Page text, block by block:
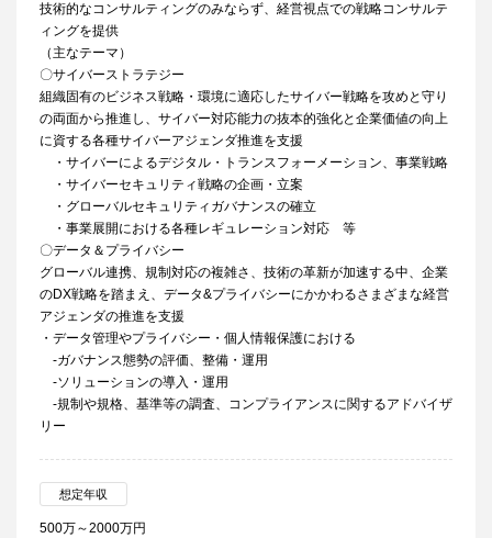
技術的なコンサルティングのみならず、経営視点での戦略コンサルテ
ィングを提供
（主なテーマ）
〇サイバーストラテジー
組織固有のビジネス戦略・環境に適応したサイバー戦略を攻めと守り
の両面から推進し、サイバー対応能力の抜本的強化と企業価値の向上
に資する各種サイバーアジェンダ推進を支援
・サイバーによるデジタル・トランスフォーメーション、事業戦略
・サイバーセキュリティ戦略の企画・立案
・グローバルセキュリティガバナンスの確立
・事業展開における各種レギュレーション対応 等
〇データ＆プライバシー
グローバル連携、規制対応の複雑さ、技術の革新が加速する中、企業
のDX戦略を踏まえ、データ&プライバシーにかかわるさまざまな経営
アジェンダの推進を支援
・データ管理やプライバシー・個人情報保護における
-ガバナンス態勢の評価、整備・運用
-ソリューションの導入・運用
-規制や規格、基準等の調査、コンプライアンスに関するアドバイザ
リー
想定年収
500万～2000万円